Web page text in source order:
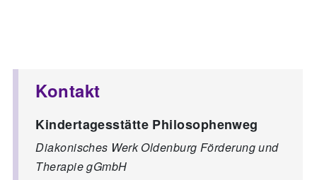
Kontakt
Kindertagesstätte Philosophenweg
Diakonisches Werk Oldenburg Förderung und
Therapie gGmbH